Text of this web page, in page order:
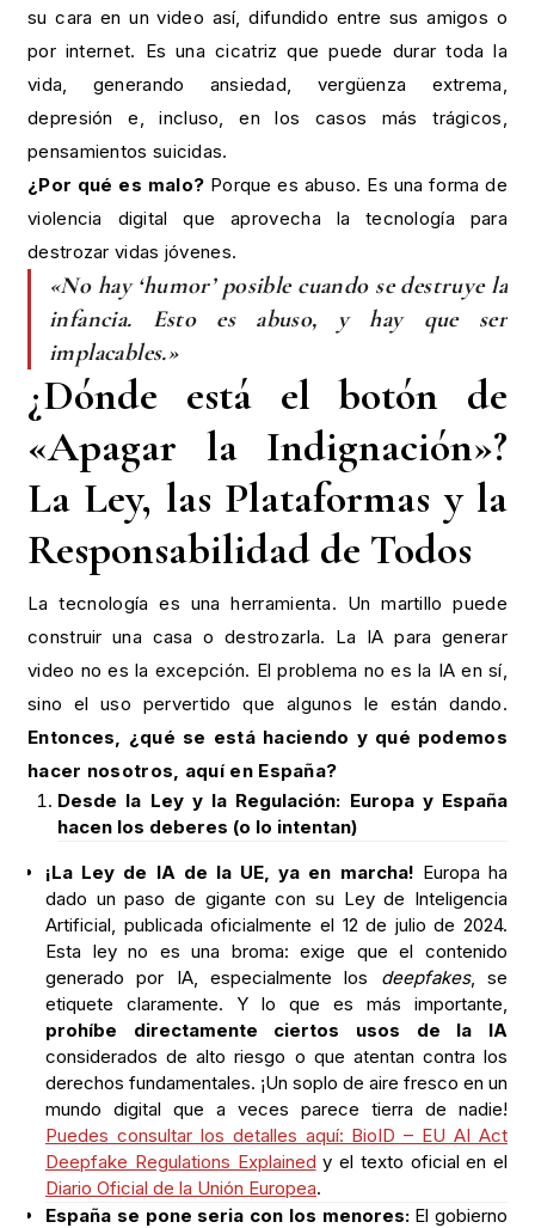
su cara en un video así, difundido entre sus amigos o
por internet. Es una cicatriz que puede durar toda la
vida, generando ansiedad, vergüenza extrema,
depresión e, incluso, en los casos más trágicos,
pensamientos suicidas.
¿Por qué es malo? Porque es abuso. Es una forma de
violencia digital que aprovecha la tecnología para
destrozar vidas jóvenes.
«No hay ‘humor’ posible cuando se destruye la
infancia. Esto es abuso, y hay que ser
implacables.»
¿Dónde está el botón de
«Apagar la Indignación»?
La Ley, las Plataformas y la
Responsabilidad de Todos
La tecnología es una herramienta. Un martillo puede
construir una casa o destrozarla. La IA para generar
video no es la excepción. El problema no es la IA en sí,
sino el uso pervertido que algunos le están dando.
Entonces, ¿qué se está haciendo y qué podemos
hacer nosotros, aquí en España?
Desde la Ley y la Regulación: Europa y España
hacen los deberes (o lo intentan)
¡La Ley de IA de la UE, ya en marcha! Europa ha
dado un paso de gigante con su Ley de Inteligencia
Artificial, publicada oficialmente el 12 de julio de 2024.
Esta ley no es una broma: exige que el contenido
generado por IA, especialmente los deepfakes, se
etiquete claramente. Y lo que es más importante,
prohíbe directamente ciertos usos de la IA
considerados de alto riesgo o que atentan contra los
derechos fundamentales. ¡Un soplo de aire fresco en un
mundo digital que a veces parece tierra de nadie!
Puedes consultar los detalles aquí: BioID – EU AI Act
Deepfake Regulations Explained y el texto oficial en el
Diario Oficial de la Unión Europea.
España se pone seria con los menores:El gobierno